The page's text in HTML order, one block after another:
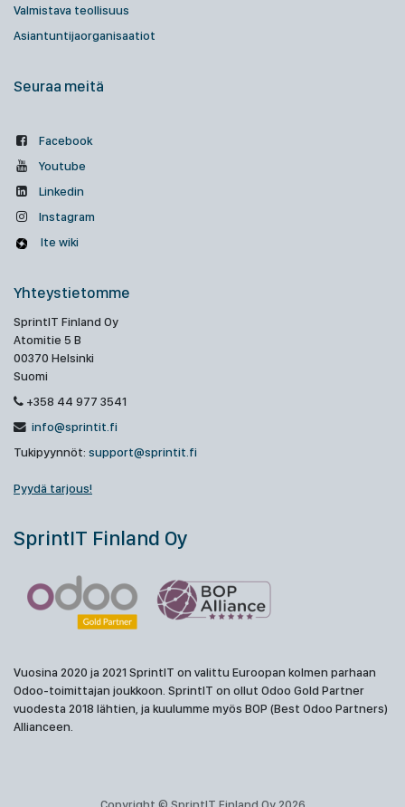
Valmistava teollisuus
Asiantuntijaorganisaatiot
Seuraa meitä
Facebook
Youtube
Linkedin
Instagram
Ite wiki
Yhteystietomme
SprintIT Finland Oy
Atomitie 5 B
00370 Helsinki
Suomi
+358 44 977 3541
info@sprintit.fi
Tukipyynnöt: support@sprintit.fi
Pyydä tarjous!
SprintIT Finland Oy
Vuosina 2020 ja 2021 SprintIT on valittu Euroopan kolmen parhaan
Odoo-toimittajan joukkoon. SprintIT on ollut Odoo Gold Partner
vuodesta 2018 lähtien, ja kuulumme myös BOP (Best Odoo Partners)
Allianceen.
Copyright © SprintIT Finland Oy 2026